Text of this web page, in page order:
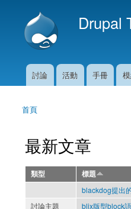
Drupal
主選單
討論 活動 手冊
您在這裡
首頁
最新文章
類型 標題
blackdog提出
討論主題
blix版型block